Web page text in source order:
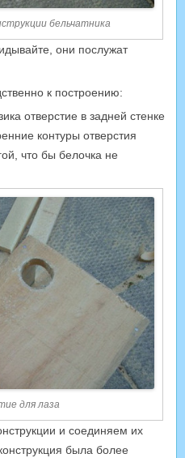
бельчатника
они послужат
к построению:
отверстие в задней стенке
контуры отверстия
что бы белочка не
для лаза
и соединяем их
была более